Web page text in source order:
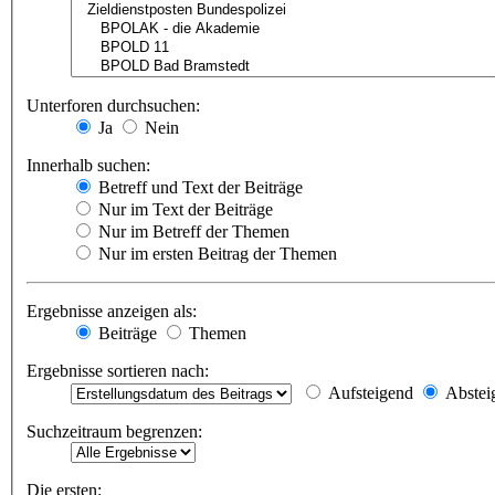
Unterforen durchsuchen:
Ja
Nein
Innerhalb suchen:
Betreff und Text der Beiträge
Nur im Text der Beiträge
Nur im Betreff der Themen
Nur im ersten Beitrag der Themen
Ergebnisse anzeigen als:
Beiträge
Themen
Ergebnisse sortieren nach:
Aufsteigend
Suchzeitraum begrenzen:
Die ersten: